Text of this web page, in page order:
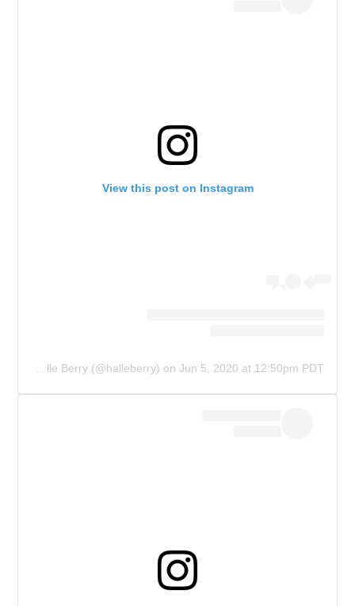
View this post on Instagram
on Jun 5, 2020 at 12:50pm PDT